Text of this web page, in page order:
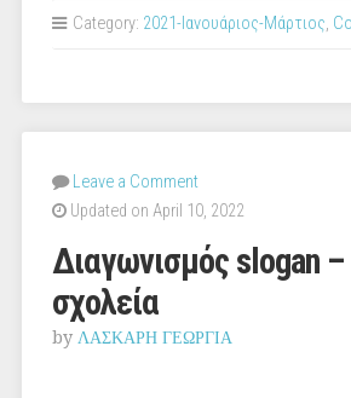
Νερού
Category: 2021-Ιανουάριος-Μάρτιος,
Leave a Comment
Updated on April 10, 2022
Διαγωνισμός slogan
σχολεία
by ΛΑΣΚΑΡΗ ΓΕΩΡΓΙΑ